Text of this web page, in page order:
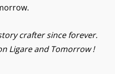
crafter since forever.
Ligare and Tomorrow !